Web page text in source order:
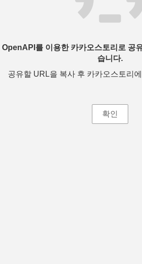
OpenAPI를 이용한 카카오스토리로 공
습니다.
공유할 URL을 복사 후 카카오스토리
확인